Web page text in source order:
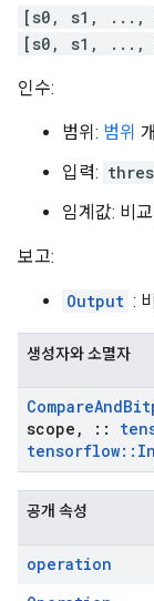
[s0, s1, ...,
[s0, s1, ...,
인수:
범위: 범위
입력:
임계값: 비
보고:
Output :
생성자와 소멸자
CompareAnd
scope , ::
tensorflow::
공개 속성
operation